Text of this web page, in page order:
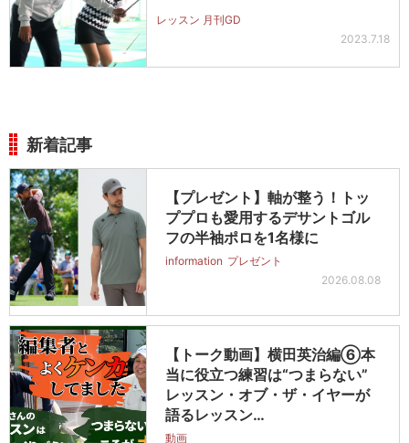
レッスン 月刊GD
2023.7.18
新着記事
【プレゼント】軸が整う！トッ
ププロも愛用するデサントゴル
フの半袖ポロを1名様に
information プレゼント
2026.08.08
【トーク動画】横田英治編⑥本
当に役立つ練習は“つまらない”
レッスン・オブ・ザ・イヤーが
語るレッスン…
動画